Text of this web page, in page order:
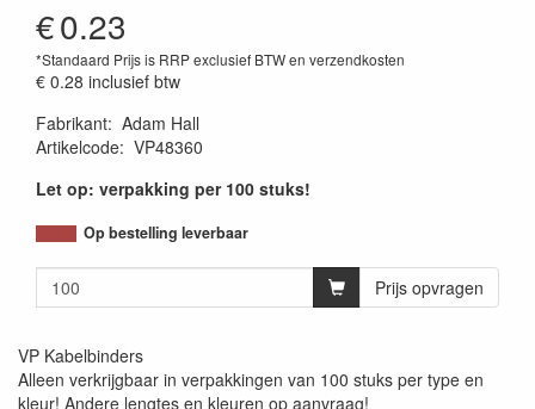
€0.23
*Standaard Prijs is RRP exclusief BTW en verzendkosten
€ 0.28 inclusief btw
Fabrikant: Adam Hall
Artikelcode: VP48360
Let op: verpakking per 100 stuks!
Op bestelling leverbaar
Prijs opvragen
VP Kabelbinders
Alleen verkrijgbaar in verpakkingen van 100 stuks per type en
kleur! Andere lengtes en kleuren op aanvraag!